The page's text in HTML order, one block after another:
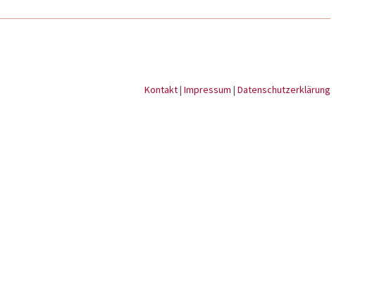
Kontakt| Impressum | Datenschutzerklärung